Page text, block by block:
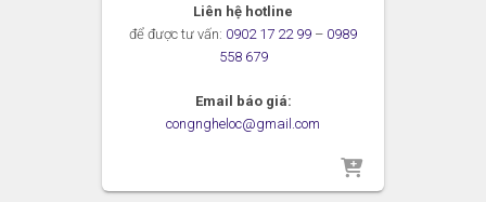
Liên hệ hotline
để được tư vấn: 0902 17 22 99 – 0989
558 679
Email báo giá:
congngheloc@gmail.com